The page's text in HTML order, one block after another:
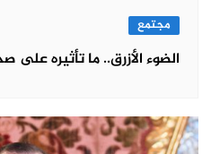
مجتمع
الضوء الأزرق.. ما تأثيره على